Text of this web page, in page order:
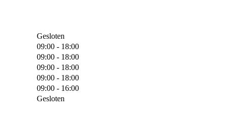
Gesloten
09:00 - 18:00
09:00 - 18:00
09:00 - 18:00
09:00 - 18:00
09:00 - 16:00
Gesloten